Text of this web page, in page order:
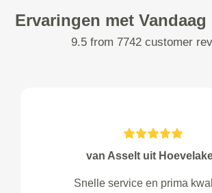
Ervaringen met
9.5 from 7742 customer
van Asselt uit
Snelle service en prima